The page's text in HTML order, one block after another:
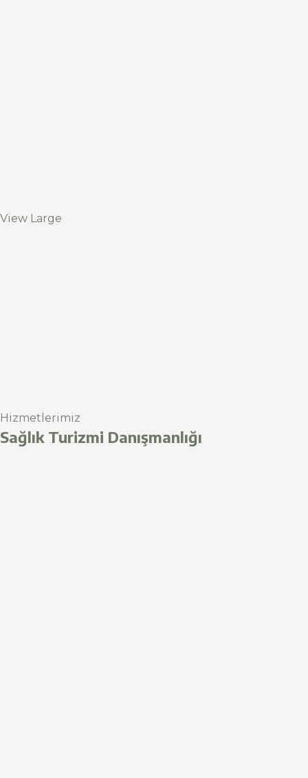
View Large
Hizmetlerimiz
Sağlık Turizmi Danışmanlığı